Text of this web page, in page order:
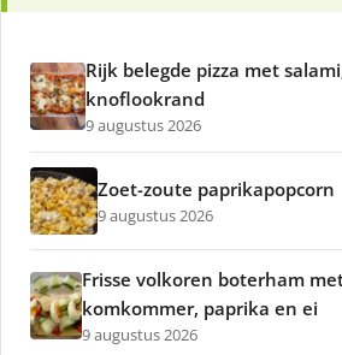
Rijk belegde pizza met
knoflookrand
9 augustus 2026
Zoet-zoute paprikapopcorn
9 augustus 2026
Frisse volkoren boterham
komkommer, paprika en ei
9 augustus 2026